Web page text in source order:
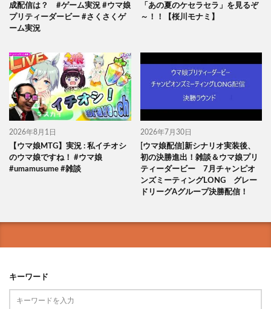
成配信は？ #ゲーム実況 #ウマ娘
プリティーダービー #さくさくゲ
ーム実況
「あの夏のケセラセラ」を見るぞ
～！！【桜川モナミ】
2026年8月1日
【ウマ娘MTG】実況 : 私イチオシ
のウマ娘ですね！ #ウマ娘
#umamusume #雑談
2026年7月30日
[ウマ娘配信]新シナリオ実装後、
初の決勝進出！雑談＆ウマ娘プリ
ティーダービー 7月チャンピオ
ンズミーティングLONG グレー
ドリーグAグループ決勝配信！
キーワード